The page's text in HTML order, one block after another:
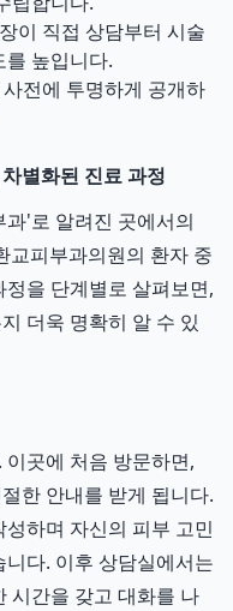
이 직접 상담부터 시술
높입니다.
전에 투명하게 공개하
별화된 진료 과정
'로 알려진 곳에서의
교피부과의원의 환자 중
을 단계별로 살펴보면,
더욱 명확히 알 수 있
곳에 처음 방문하면,
한 안내를 받게 됩니다.
하며 자신의 피부 고민
다. 이후 상담실에서는
시간을 갖고 대화를 나